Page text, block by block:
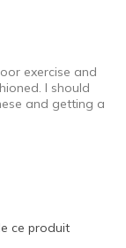
exercise and
I should
and getting a
ce produit